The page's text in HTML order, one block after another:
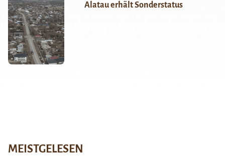
Alatau erhält Sonderstatus
MEISTGELESEN